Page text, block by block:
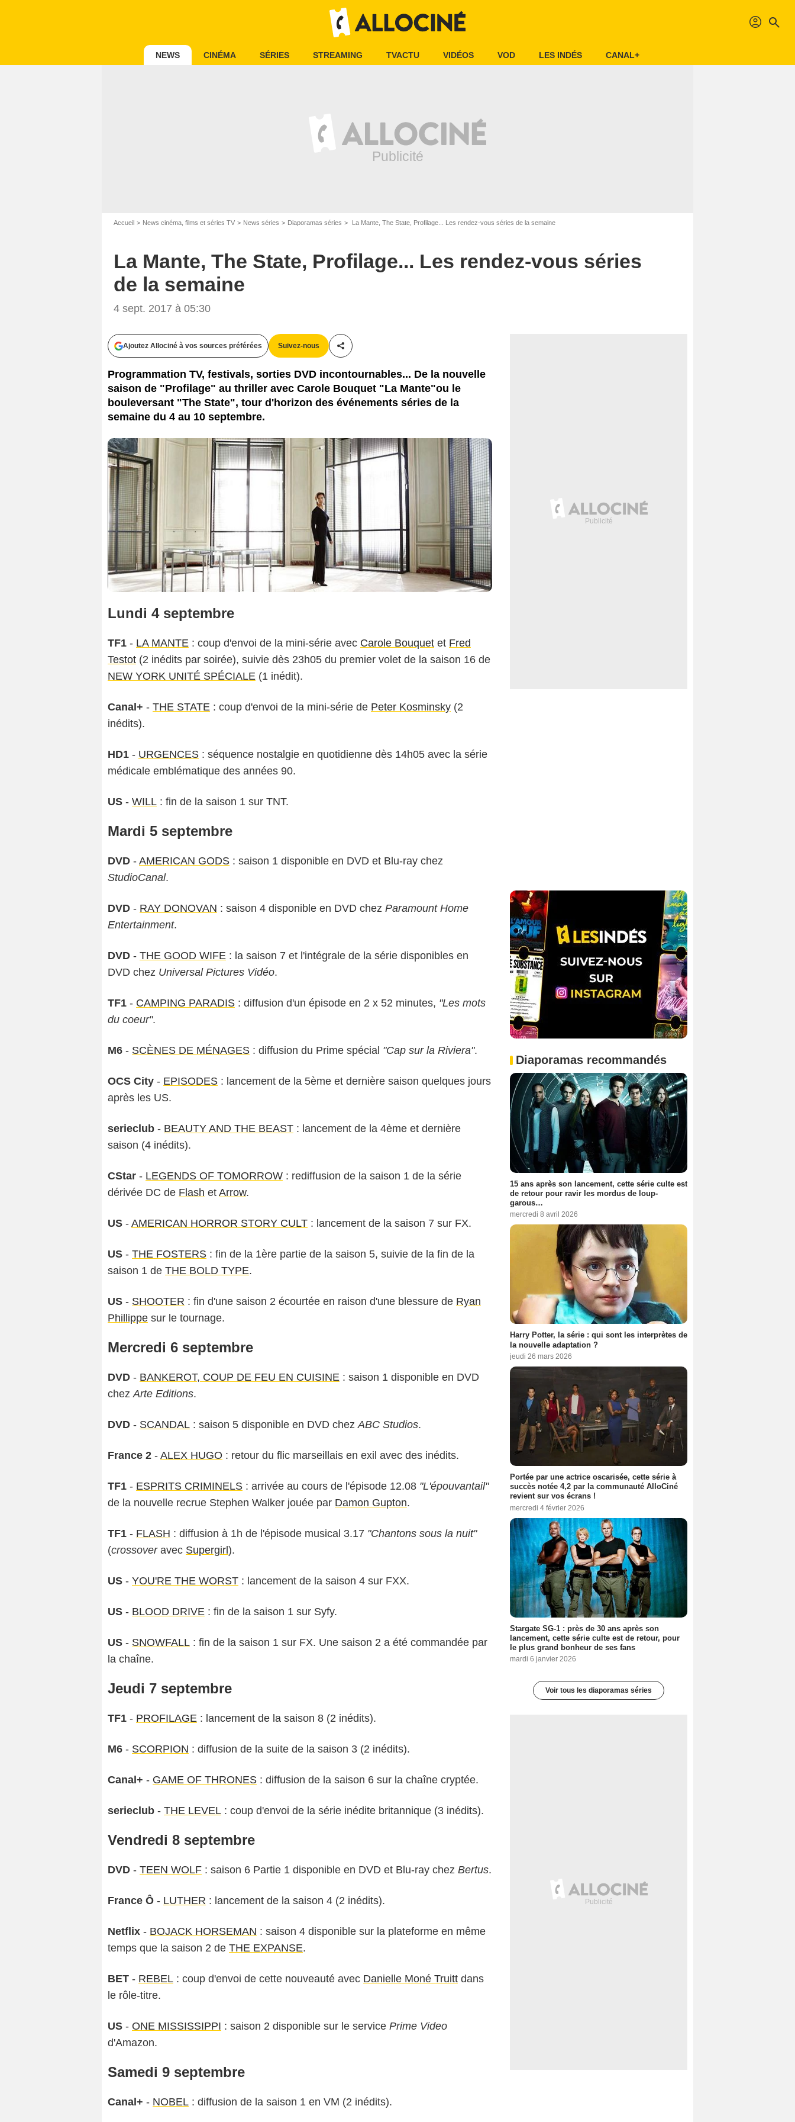
profil search
NEWS CINÉMA SÉRIES STREAMING TVACTU VIDÉOS VOD LES INDÉS CANAL+
Accueil News cinéma, films et séries TV News séries Diaporamas séries La Mante, The State, Profilage... Les rendez-vous séries de la semaine
La Mante, The State, Profilage... Les rendez-vous séries
de la semaine
4 sept. 2017 à 05:30
Ajoutez Allociné à vos sources préférées Suivez-nous
Partager cet article
Programmation TV, festivals, sorties DVD incontournables... De la nouvelle
saison de "Profilage" au thriller avec Carole Bouquet "La Mante"ou le
bouleversant "The State", tour d'horizon des événements séries de la
semaine du 4 au 10 septembre.
Lundi 4 septembre
TF1 - LA MANTE : coup d'envoi de la mini-série avec Carole Bouquet et Fred
Testot (2 inédits par soirée), suivie dès 23h05 du premier volet de la saison 16 de
NEW YORK UNITÉ SPÉCIALE (1 inédit).
Canal+ - THE STATE : coup d'envoi de la mini-série de Peter Kosminsky (2
inédits).
HD1 - URGENCES : séquence nostalgie en quotidienne dès 14h05 avec la série
médicale emblématique des années 90.
US - WILL : fin de la saison 1 sur TNT.
Mardi 5 septembre
DVD - AMERICAN GODS : saison 1 disponible en DVD et Blu-ray chez
StudioCanal.
DVD - RAY DONOVAN : saison 4 disponible en DVD chez Paramount Home
Entertainment.
DVD - THE GOOD WIFE : la saison 7 et l'intégrale de la série disponibles en
DVD chez Universal Pictures Vidéo.
TF1 - CAMPING PARADIS : diffusion d'un épisode en 2 x 52 minutes, "Les mots
du coeur".
M6 - SCÈNES DE MÉNAGES : diffusion du Prime spécial "Cap sur la Riviera".
OCS City - EPISODES : lancement de la 5ème et dernière saison quelques jours
après les US.
serieclub - BEAUTY AND THE BEAST : lancement de la 4ème et dernière
saison (4 inédits).
CStar - LEGENDS OF TOMORROW : rediffusion de la saison 1 de la série
dérivée DC de Flash et Arrow.
US - AMERICAN HORROR STORY CULT : lancement de la saison 7 sur FX.
US - THE FOSTERS : fin de la 1ère partie de la saison 5, suivie de la fin de la
saison 1 de THE BOLD TYPE.
US - SHOOTER : fin d'une saison 2 écourtée en raison d'une blessure de Ryan
Phillippe sur le tournage.
Mercredi 6 septembre
DVD - BANKEROT, COUP DE FEU EN CUISINE : saison 1 disponible en DVD
chezArte Editions.
DVD - SCANDAL : saison 5 disponible en DVD chezABC Studios.
France 2 - ALEX HUGO : retour du flic marseillais en exil avec des inédits.
TF1 - ESPRITS CRIMINELS : arrivée au cours de l'épisode 12.08 "L'épouvantail"
de la nouvelle recrue Stephen Walker jouée par Damon Gupton.
TF1 - FLASH : diffusion à 1h de l'épisode musical 3.17 "Chantons sous la nuit"
(crossoveravec Supergirl ).
US - YOU'RE THE WORST : lancement de la saison 4 sur FXX.
US - BLOOD DRIVE : fin de la saison 1 sur Syfy.
US - SNOWFALL : fin de la saison 1 sur FX. Une saison 2 a été commandée par
la chaîne.
Jeudi 7 septembre
TF1 - PROFILAGE : lancement de la saison 8 (2 inédits).
M6 - SCORPION : diffusion de la suite de la saison 3 (2 inédits).
Canal+ - GAME OF THRONES : diffusion de la saison 6 sur la chaîne cryptée.
serieclub - THE LEVEL : coup d'envoi de la série inédite britannique (3 inédits).
Vendredi 8 septembre
DVD - TEEN WOLF : saison 6 Partie 1 disponible en DVD et Blu-ray chez Bertus.
France Ô - LUTHER : lancement de la saison 4 (2 inédits).
Netflix - BOJACK HORSEMAN : saison 4 disponible sur la plateforme en même
temps que la saison 2 de THE EXPANSE.
BET - REBEL : coup d'envoi de cette nouveauté avec Danielle Moné Truitt dans
le rôle-titre.
US - ONE MISSISSIPPI : saison 2 disponible sur le service Prime Video
d'Amazon.
Samedi 9 septembre
Canal+ - NOBEL : diffusion de la saison 1 en VM (2 inédits).
Diaporamas recommandés
15 ans après son lancement, cette série culte est
de retour pour ravir les mordus de loup-
garous…
mercredi 8 avril 2026
Harry Potter, la série : qui sont les interprètes de
la nouvelle adaptation ?
jeudi 26 mars 2026
Portée par une actrice oscarisée, cette série à
succès notée 4,2 par la communauté AlloCiné
revient sur vos écrans !
mercredi 4 février 2026
Stargate SG-1 : près de 30 ans après son
lancement, cette série culte est de retour, pour
le plus grand bonheur de ses fans
mardi 6 janvier 2026
Voir tous les diaporamas séries